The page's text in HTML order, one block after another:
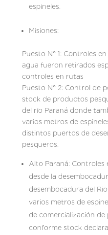
espineles.
Misiones:
Puesto N° 1: Controles
agua fueron retirados
controles en rutas
Puesto N° 2: Control de
stock de productos
del río Paraná donde
varios metros de
distintos puertos de
pesqueros.
Alto Paraná: Controles
desde la
desembocadura del
varios metros de
de comercialización
conforme stock